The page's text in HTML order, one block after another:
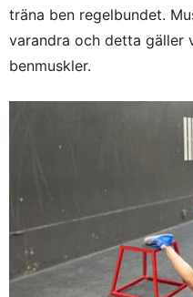
träna ben regelbundet.
varandra och detta gäller
benmuskler.